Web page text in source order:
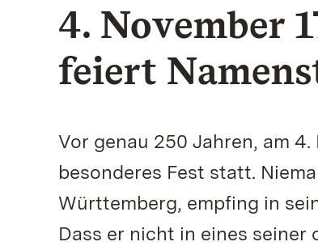
4. November
feiert
Vor genau 250 Jahren, am
besonderes Fest statt.
Württemberg, empfing in
Dass er nicht in eines